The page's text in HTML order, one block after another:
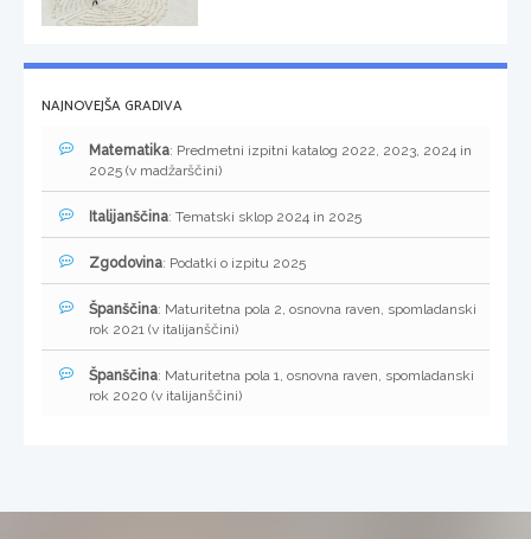
NAJNOVEJŠA GRADIVA
Matematika: Predmetni izpitni katalog 2022, 2023, 2024 in
2025 (v madžarščini)
Italijanščina: Tematski sklop 2024 in 2025
Zgodovina: Podatki o izpitu 2025
Španščina: Maturitetna pola 2, osnovna raven, spomladanski
rok 2021 (v italijanščini)
Španščina: Maturitetna pola 1, osnovna raven, spomladanski
rok 2020 (v italijanščini)